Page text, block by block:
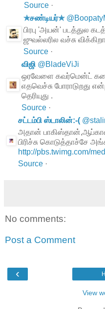
Source ·
✯சண்டியர்✯ @
பிரபு 'அயன்' படத்துல
ஜுவல்லரில வச்சு
Source ·
விஜி @BladeViJi
ஒரவேளை கவர்மென்ட்
எதவெச்சு போராடுறது
தெரியுது .
Source ·
சட்டம்பி ஸ்டாலின்:-( @
அதான்
பிரிச்சு கொடுத்தாச்சே
http://pbs.twimg.com/
Source ·
No comments:
Post a Comment
‹
View